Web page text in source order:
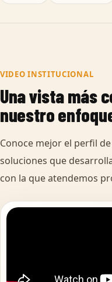
VIDEO INSTITUCIONAL
Una vista más
nuestro
Conoce mejor el perfil
soluciones que
con la que atendemos